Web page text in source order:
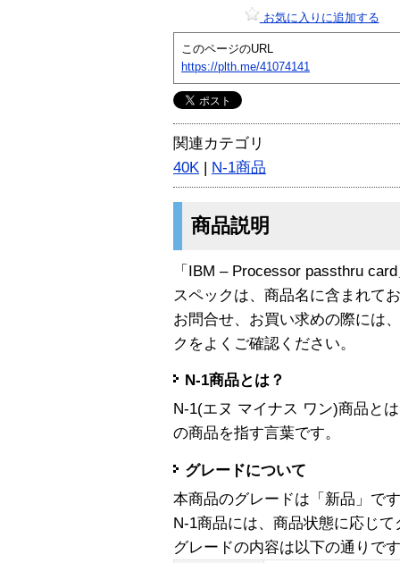
お気に入りに追加する
このページのURL
https://plth.me/41074141
関連カテゴリ
40K | N-1商品
商品説明
「IBM – Processor passthru
スペックは、商品名に含まれて
お問合せ、お買い求めの際には
クをよくご確認ください。
N-1商品とは？
N-1(エヌ マイナス ワン)商品と
の商品を指す言葉です。
グレードについて
本商品のグレードは「新品」です
N-1商品には、商品状態に応じ
グレードの内容は以下の通りで